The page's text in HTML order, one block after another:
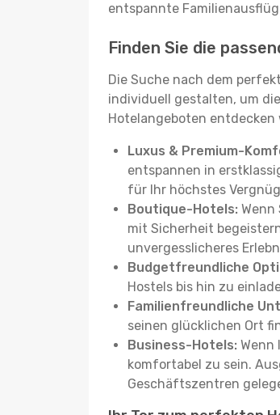
entspannte
Finden Sie die
Die Suche nach dem
individuell gestalten, um
Hotelangeboten entdecken
Luxus & Premium-
entspannen in
für Ihr höchstes
Boutique-Hotels:
mit Sicherheit
unvergesslicheres
Budgetfreundliche
Hostels bis hin zu
Familienfreundliche
seinen glücklichen Ort
Business-Hotels: Wenn
komfortabel zu sein.
Geschäftszentren